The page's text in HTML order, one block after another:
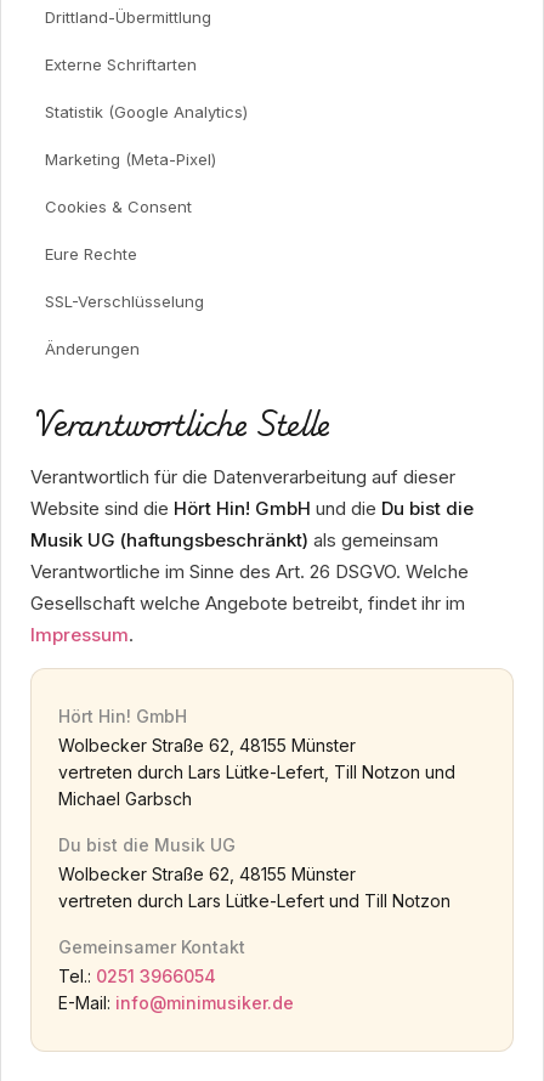
Drittland-Übermittlung
Externe Schriftarten
Statistik (Google Analytics)
Marketing (Meta-Pixel)
Cookies & Consent
Eure Rechte
SSL-Verschlüsselung
Änderungen
Verantwortliche Stelle
Verantwortlich für die Datenverarbeitung auf dieser
Website sind die Hört Hin! GmbH und die Du bist die
Musik UG (haftungsbeschränkt) als gemeinsam
Verantwortliche im Sinne des Art. 26 DSGVO. Welche
Gesellschaft welche Angebote betreibt, findet ihr im
Impressum.
Hört Hin! GmbH
Wolbecker Straße 62, 48155 Münster
vertreten durch Lars Lütke-Lefert, Till Notzon und
Michael Garbsch
Du bist die Musik UG
Wolbecker Straße 62, 48155 Münster
vertreten durch Lars Lütke-Lefert und Till Notzon
Gemeinsamer Kontakt
Tel.: 0251 3966054
E-Mail: info@minimusiker.de